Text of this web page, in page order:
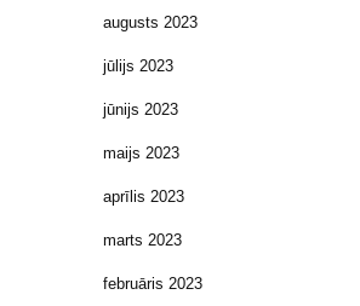
augusts 2023
jūlijs 2023
jūnijs 2023
maijs 2023
aprīlis 2023
marts 2023
februāris 2023